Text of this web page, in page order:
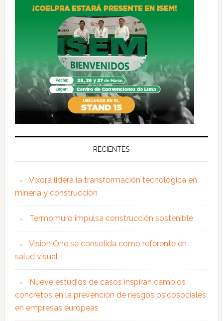
RECIENTES
Vixora lidera la transformación tecnológica en
minería y construcción
Termomuro impulsa construcción sostenible
Vision One se consolida como referente en
salud visual
Nueve estudios de casos inspiran cambios
concretos en la prevención de riesgos psicosociales
en empresas europeas